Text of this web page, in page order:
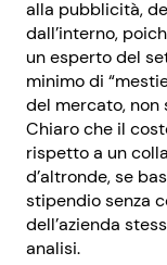
alla pubblicità,
dall’interno,
un esperto del
minimo di
del mercato,
Chiaro che il
rispetto a un
d’altronde, se
stipendio senza
dell’azienda
analisi.